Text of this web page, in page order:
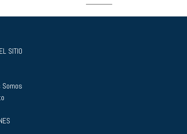
SITIO
Somos